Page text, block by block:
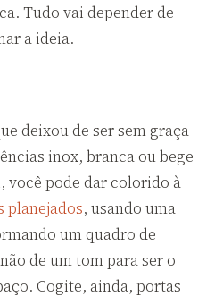
Tudo vai depender de
a ideia.
deixou de ser sem graça
inox, branca ou bege
você pode dar colorido à
planejados, usando uma
um quadro de
de um tom para ser o
Cogite, ainda, portas